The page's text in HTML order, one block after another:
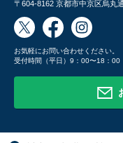
〒604-8162 京都市中京区烏丸
お気軽にお問い合わせください。
受付時間（平日）9：00〜18：00